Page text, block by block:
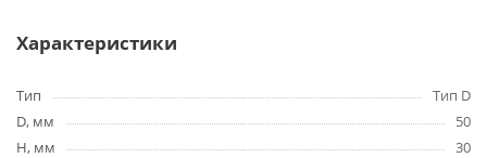
Характеристики
Тип
Тип D
D, мм
50
H, мм
30